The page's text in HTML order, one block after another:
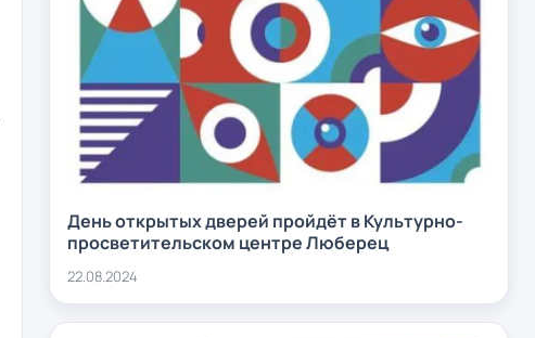
День открытых дверей пройдёт в Культурно-
просветительском центре Люберец
22.08.2024